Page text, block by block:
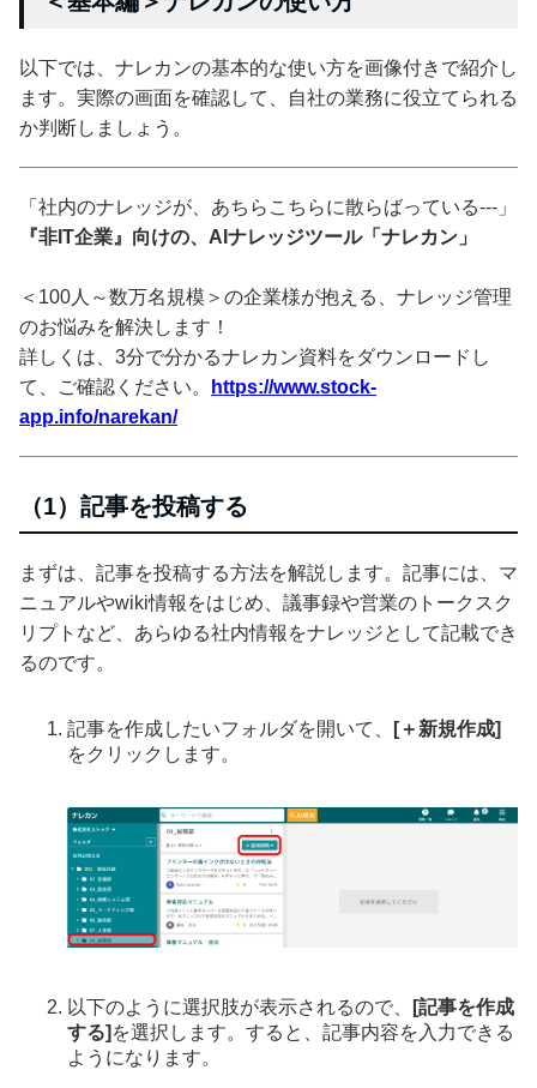
以下では、ナレカンの基本的な使い方を画像付きで紹介し
ます。実際の画面を確認して、自社の業務に役立てられる
か判断しましょう。
「社内のナレッジが、あちらこちらに散らばっている---」
『非IT企業』向けの、AIナレッジツール「ナレカン」
＜100人～数万名規模＞の企業様が抱える、ナレッジ管理
のお悩みを解決します！
詳しくは、3分で分かるナレカン資料をダウンロードし
て、ご確認ください。
https://www.stock-
app.info/narekan/
（1）記事を投稿する
まずは、記事を投稿する方法を解説します。記事には、マ
ニュアルやwiki情報をはじめ、議事録や営業のトークスク
リプトなど、あらゆる社内情報をナレッジとして記載でき
るのです。
記事を作成したいフォルダを開いて、
[＋新規作成]
をクリックします。
以下のように選択肢が表示されるので、
[記事を作成
する] を選択します。すると、記事内容を入力できる
ようになります。